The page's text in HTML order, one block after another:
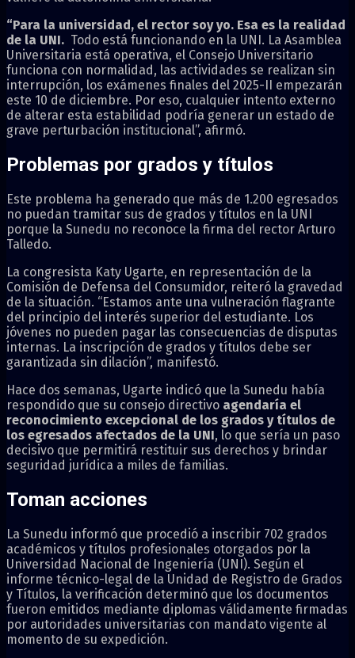
“Para la universidad, el rector soy yo. Esa es la realidad
de la UNI. Todo está funcionando en la UNI. La Asamblea
Universitaria está operativa, el Consejo Universitario
funciona con normalidad, las actividades se realizan sin
interrupción, los exámenes finales del 2025-II empezarán
este 10 de diciembre. Por eso, cualquier intento externo
de alterar esta estabilidad podría generar un estado de
grave perturbación institucional”, afirmó.
Problemas por grados y títulos
Este problema ha generado que más de 1.200 egresados
no puedan tramitar sus de grados y títulos en la UNI
porque la Sunedu no reconoce la firma del rector Arturo
Talledo.
La congresista Katy Ugarte, en representación de la
Comisión de Defensa del Consumidor, reiteró la gravedad
de la situación. “Estamos ante una vulneración flagrante
del principio del interés superior del estudiante. Los
jóvenes no pueden pagar las consecuencias de disputas
internas. La inscripción de grados y títulos debe ser
garantizada sin dilación”, manifestó.
Hace dos semanas, Ugarte indicó que la Sunedu había
respondido que su consejo directivo agendaría el
reconocimiento excepcional de los grados y títulos de
los egresados afectados de la UNI, lo que sería un paso
decisivo que permitirá restituir sus derechos y brindar
seguridad jurídica a miles de familias.
Toman acciones
La Sunedu informó que procedió a inscribir 702 grados
académicos y títulos profesionales otorgados por la
Universidad Nacional de Ingeniería (UNI). Según el
informe técnico-legal de la Unidad de Registro de Grados
y Títulos, la verificación determinó que los documentos
fueron emitidos mediante diplomas válidamente firmadas
por autoridades universitarias con mandato vigente al
momento de su expedición.